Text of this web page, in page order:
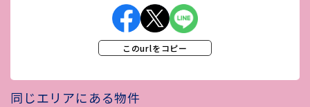
このurlをコピー
同じエリアにある物件